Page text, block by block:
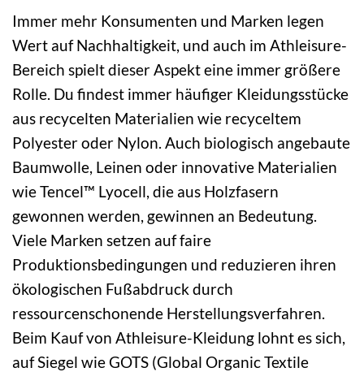
Immer mehr Konsumenten und Marken legen
Wert auf Nachhaltigkeit, und auch im Athleisure-
Bereich spielt dieser Aspekt eine immer größere
Rolle. Du findest immer häufiger Kleidungsstücke
aus recycelten Materialien wie recyceltem
Polyester oder Nylon. Auch biologisch angebaute
Baumwolle, Leinen oder innovative Materialien
wie Tencel™ Lyocell, die aus Holzfasern
gewonnen werden, gewinnen an Bedeutung.
Viele Marken setzen auf faire
Produktionsbedingungen und reduzieren ihren
ökologischen Fußabdruck durch
ressourcenschonende Herstellungsverfahren.
Beim Kauf von Athleisure-Kleidung lohnt es sich,
auf Siegel wie GOTS (Global Organic Textile